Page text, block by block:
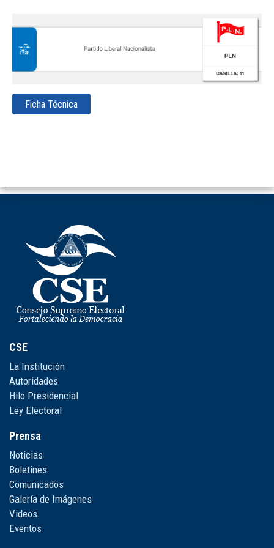
Ficha Técnica
CSE
La Institución
Autoridades
Hilo Presidencial
Ley Electoral
Prensa
Noticias
Boletines
Comunicados
Galería de Imágenes
Videos
Eventos